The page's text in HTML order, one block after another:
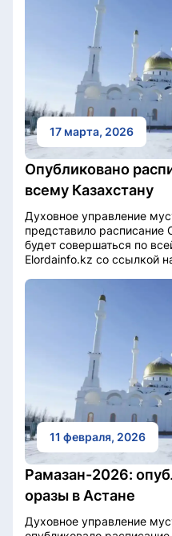
17 марта, 2026
Опубликовано
всему Казахстану
Духовное управление
представило расписание
будет совершаться по
Elordainfo.kz со ссылкой
11 февраля, 2026
Рамазан-2026:
оразы в Астане
Духовное управление